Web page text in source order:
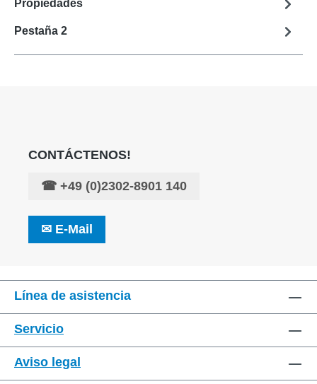
Propiedades
Pestaña 2
CONTÁCTENOS!
☎ +49 (0)2302-8901 140
✉ E-Mail
Línea de asistencia
Servicio
Aviso legal